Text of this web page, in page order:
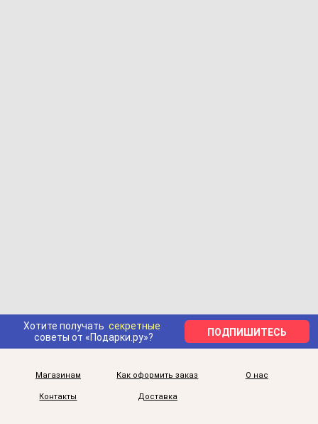
Хотите получать секретные
советы от «Подарки.ру»?
ПОДПИШИТЕСЬ
Магазинам Как оформить заказ О нас
Контакты Доставка